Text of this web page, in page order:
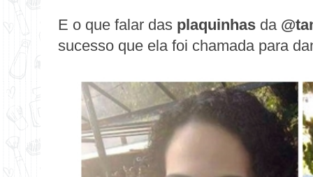
E o que falar das plaquinhas da
sucesso que ela foi chamada para